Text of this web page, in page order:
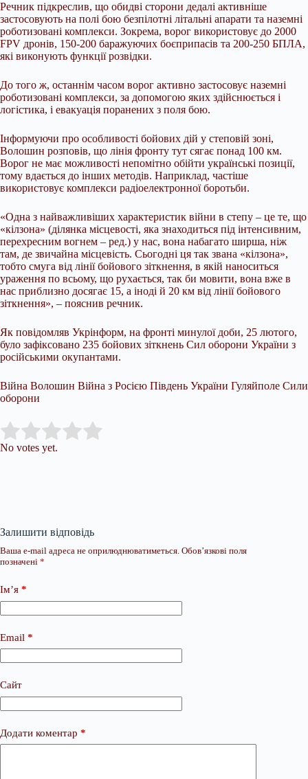
Речник підкреслив, що обидві сторони дедалі активніше
застосовують на полі бою безпілотні літальні апарати та наземні
роботизовані комплекси. Зокрема, ворог використовує до 2000
FPV дронів, 150-200 баражуючих боєприпасів та 200-250 БПЛА,
які виконують функції розвідки.
До того ж, останнім часом ворог активно застосовує наземні
роботизовані комплекси, за допомогою яких здійснюється і
логістика, і евакуація поранених з поля бою.
Інформуючи про особливості бойових дій у степовій зоні,
Волошин розповів, що лінія фронту тут сягає понад 100 км.
Ворог не має можливості непомітно обійти українські позиції,
тому вдається до інших методів. Наприклад, частіше
використовує комплекси радіоелектронної боротьби.
«Одна з найважливіших характеристик війни в степу – це те, що
«кілзона» (ділянка місцевості, яка знаходиться під інтенсивним,
перехресним вогнем – ред.) у нас, вона набагато ширша, ніж
там, де звичайна місцевість. Сьогодні ця так звана «кілзона»,
тобто смуга від лінії бойового зіткнення, в якій наноситься
ураження по всьому, що рухається, так би мовити, вона вже в
нас приблизно досягає 15, а іноді й 20 км від лінії бойового
зіткнення», – пояснив речник.
Як повідомляв Укрінформ, на фронті минулої доби, 25 лютого,
було зафіксовано 235 бойових зіткнень Сил оборони України з
російськими окупантами.
Війна Волошин Війна з Росією Південь України Гуляйполе Сили
оборони
Rate this item:
No votes yet.
Залишити відповідь
Ваша e-mail адреса не оприлюднюватиметься. Обов’язкові поля
позначені *
Ім’я *
Email *
Сайт
Додати коментар *